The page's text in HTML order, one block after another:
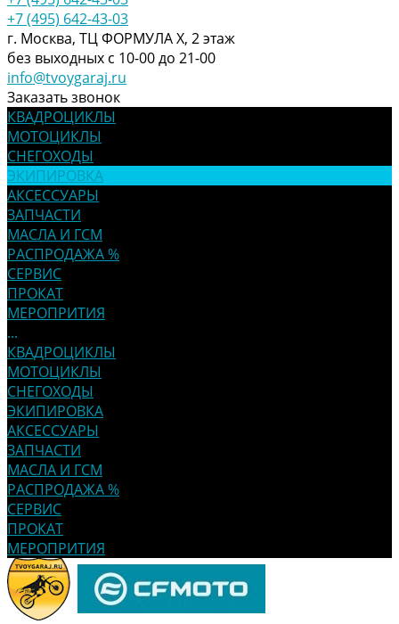
+7 (495) 642-43-03
г. Москва, ТЦ ФОРМУЛА Х, 2 этаж
без выходных с 10-00 до 21-00
info@tvoygaraj.ru
Заказать звонок
КВАДРОЦИКЛЫ
МОТОЦИКЛЫ
СНЕГОХОДЫ
ЭКИПИРОВКА
АКСЕССУАРЫ
ЗАПЧАСТИ
МАСЛА И ГСМ
РАСПРОДАЖА %
СЕРВИС
ПРОКАТ
МЕРОПРИТИЯ
...
КВАДРОЦИКЛЫ
МОТОЦИКЛЫ
СНЕГОХОДЫ
ЭКИПИРОВКА
АКСЕССУАРЫ
ЗАПЧАСТИ
МАСЛА И ГСМ
РАСПРОДАЖА %
СЕРВИС
ПРОКАТ
МЕРОПРИТИЯ